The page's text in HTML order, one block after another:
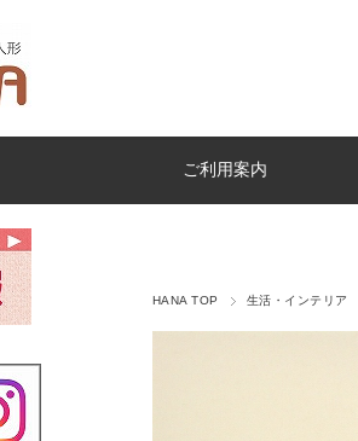
ご利用案内
HANA TOP 生活・インテリア